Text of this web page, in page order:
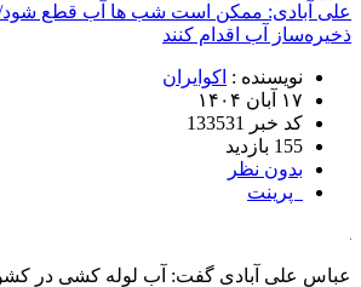
علی آبادی: ممکن است شب ها آب قطع
ذخیره‌ساز آب اقدام کنند
نویسنده : اکوایران
۱۷ آبان ۱۴۰۴
کد خبر 133531
155 بازدید
بدون نظر
پرینت